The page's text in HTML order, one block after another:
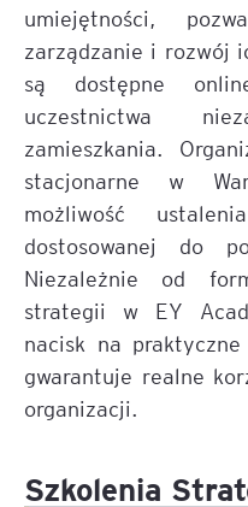
umiejętności,
zarządzanie i rozwój
są dostępne
uczestnictwa
zamieszkania.
stacjonarne w
możliwość
dostosowanej do
Niezależnie od
strategii w EY
nacisk na
gwarantuje realne
organizacji.
Szkolenia